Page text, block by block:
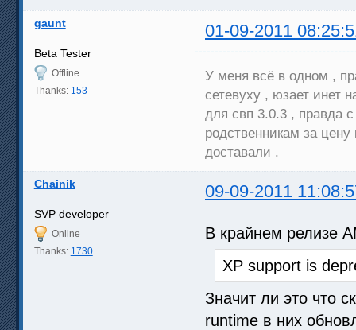
gaunt 01-09-2011
Beta Tester
Offline
Thanks: 153
У меня всё в одном ,
сетевуху , юзает инет
для свп 3.0.3 , правда
родственникам за
доставали .
Chainik 09-09-2011
SVP developer
Online
Thanks: 1730
В крайнем релизе
XP support is
Значит ли это что
runtime в них